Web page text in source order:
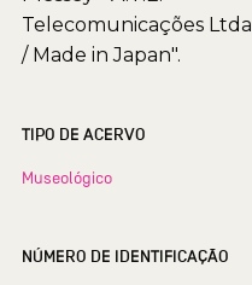
Telecomunicações Ltda
/ Made in Japan".
TIPO DE ACERVO
Museológico
NÚMERO DE IDENTIFICAÇÃO